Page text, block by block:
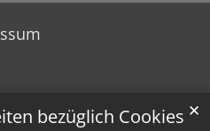
bezüglich Cookies ✕